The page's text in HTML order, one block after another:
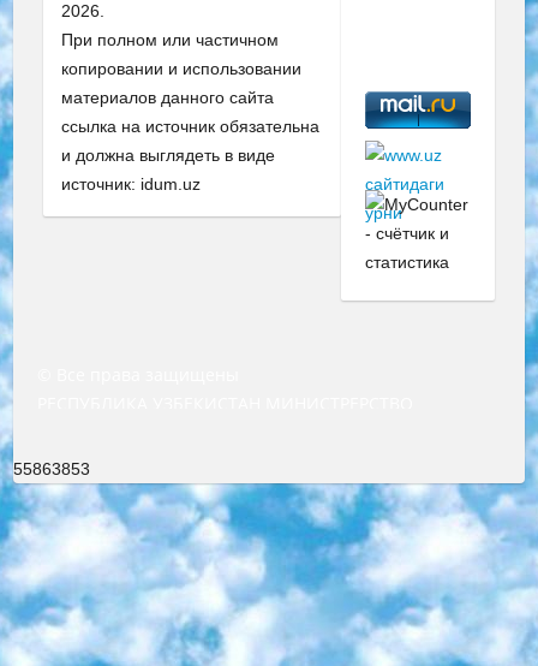
2026.
При полном или частичном
копировании и использовании
материалов данного сайта
ссылка на источник обязательна
и должна выглядеть в виде
источник: idum.uz
55863853